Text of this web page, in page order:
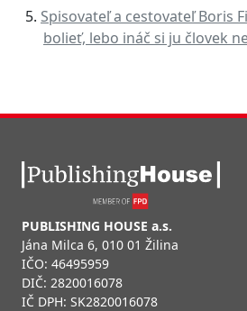
Spisovateľ a cestovateľ Boris
bolieť, lebo ináč si ju človek
PUBLISHING HOUSE a.s.
Jána Milca 6, 010 01 Žilina
IČO: 46495959
DIČ: 2820016078
IČ DPH: SK2820016078